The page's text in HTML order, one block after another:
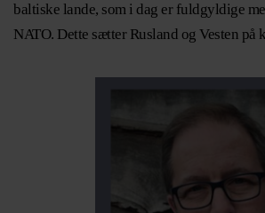
baltiske lande, som i dag er fuldgyldige
NATO. Dette sætter Rusland og Vesten på